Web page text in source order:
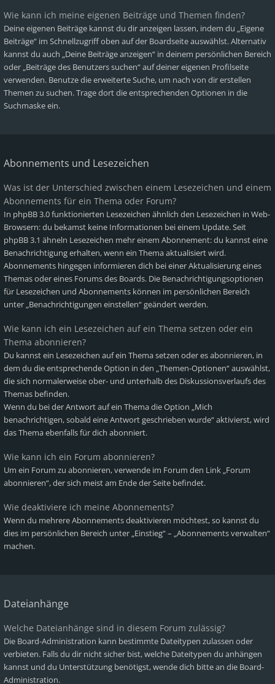
Wie kann ich meine eigenen Beiträge und Themen finden?
Deine eigenen Beiträge kannst du dir anzeigen lassen, indem du „Eigene
Beiträge“ im Schnellzugriff oben auf der Boardseite auswählst. Alternativ
kannst du auch „Deine Beiträge anzeigen“ in deinem persönlichen Bereich
oder „Beiträge des Benutzers suchen“ auf deiner eigenen Profilseite
verwenden. Benutze die erweiterte Suche, um nach von dir erstellen
Themen zu suchen. Trage dort die entsprechenden Optionen in die
Suchmaske ein.
Abonnements und Lesezeichen
Was ist der Unterschied zwischen einem Lesezeichen und einem
Abonnements für ein Thema oder Forum?
In phpBB 3.0 funktionierten Lesezeichen ähnlich den Lesezeichen in Web-
Browsern: du bekamst keine Informationen bei einem Update. Seit
phpBB 3.1 ähneln Lesezeichen mehr einem Abonnement: du kannst eine
Benachrichtigung erhalten, wenn ein Thema aktualisiert wird.
Abonnements hingegen informieren dich bei einer Aktualisierung eines
Themas oder eines Forums des Boards. Die Benachrichtigungsoptionen
für Lesezeichen und Abonnements können im persönlichen Bereich
unter „Benachrichtigungen einstellen“ geändert werden.
Wie kann ich ein Lesezeichen auf ein Thema setzen oder ein
Thema abonnieren?
Du kannst ein Lesezeichen auf ein Thema setzen oder es abonnieren, in
dem du die entsprechende Option in den „Themen-Optionen“ auswählst,
die sich normalerweise ober- und unterhalb des Diskussionsverlaufs des
Themas befinden.
Wenn du bei der Antwort auf ein Thema die Option „Mich
benachrichtigen, sobald eine Antwort geschrieben wurde“ aktivierst, wird
das Thema ebenfalls für dich abonniert.
Wie kann ich ein Forum abonnieren?
Um ein Forum zu abonnieren, verwende im Forum den Link „Forum
abonnieren“, der sich meist am Ende der Seite befindet.
Wie deaktiviere ich meine Abonnements?
Wenn du mehrere Abonnements deaktivieren möchtest, so kannst du
dies im persönlichen Bereich unter „Einstieg“ – „Abonnements verwalten“
machen.
Dateianhänge
Welche Dateianhänge sind in diesem Forum zulässig?
Die Board-Administration kann bestimmte Dateitypen zulassen oder
verbieten. Falls du dir nicht sicher bist, welche Dateitypen du anhängen
kannst und du Unterstützung benötigst, wende dich bitte an die Board-
Administration.